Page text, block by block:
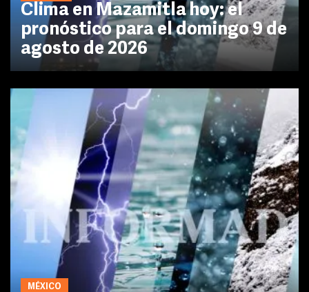
Clima en Mazamitla hoy: el
pronóstico para el domingo 9 de
agosto de 2026
MÉXICO